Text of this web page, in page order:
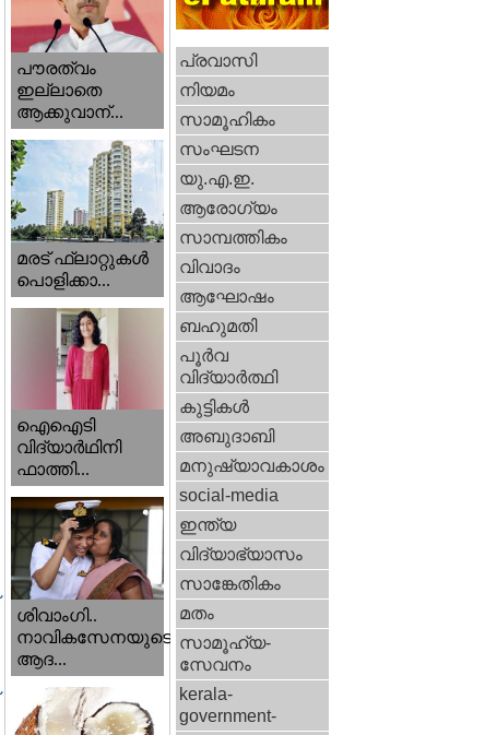
പൗരത്വം
ഇല്ലാതെ
ആക്കുവാന്...
മരട് ഫ്ലാറ്റുകൾ
പൊളിക്കാ...
ഐഐടി
വിദ്യാര്‍ഥിനി
ഫാത്തി...
ശിവാംഗി..
നാവികസേനയുടെ
ആദ...
പ്രവാസി
നിയമം
സാമൂഹികം
സംഘടന
യു.എ.ഇ.
ആരോഗ്യം
സാമ്പത്തികം
വിവാദം
ആഘോഷം
ബഹുമതി
പൂര്‍വ
വിദ്യാര്‍ത്ഥി
കുട്ടികള്‍
അബുദാബി
മനുഷ്യാവകാശം
social-media
ഇന്ത്യ
വിദ്യാഭ്യാസം
സാങ്കേതികം
മതം
സാമൂഹ്യ-
സേവനം
kerala-
government-